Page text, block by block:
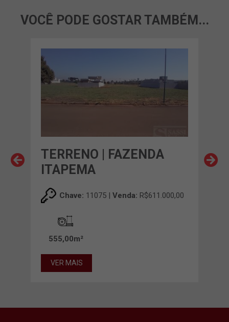
VOCÊ PODE GOSTAR TAMBÉM...
TERRENO | FAZENDA
ITAPEMA
Chave: 11075 | Venda: R$611.000,00
555,00m²
VER MAIS